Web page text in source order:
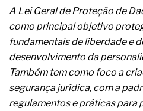
tentar criar uma
NBR ISO
Os critérios
A prevenção
Os sintomas
O tratamento
As causas
calvície
A Lei Geral de Proteção de
como principal objetivo
fundamentais de liberdade e
desenvolvimento da
Também tem como foco a
segurança jurídica, com a
regulamentos e práticas para